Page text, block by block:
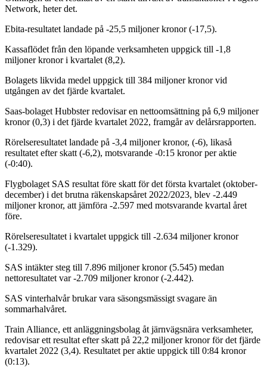
Network, heter det.
Ebita-resultatet landade på -25,5 miljoner kronor (-17,5).
Kassaflödet från den löpande verksamheten uppgick till -1,8
miljoner kronor i kvartalet (8,2).
Bolagets likvida medel uppgick till 384 miljoner kronor vid
utgången av det fjärde kvartalet.
Saas-bolaget Hubbster redovisar en nettoomsättning på 6,9 miljoner
kronor (0,3) i det fjärde kvartalet 2022, framgår av delårsrapporten.
Rörelseresultatet landade på -3,4 miljoner kronor, (-6), likaså
resultatet efter skatt (-6,2), motsvarande -0:15 kronor per aktie
(-0:40).
Flygbolaget SAS resultat före skatt för det första kvartalet (oktober-
december) i det brutna räkenskapsåret 2022/2023, blev -2.449
miljoner kronor, att jämföra -2.597 med motsvarande kvartal året
före.
Rörelseresultatet i kvartalet uppgick till -2.634 miljoner kronor
(-1.329).
SAS intäkter steg till 7.896 miljoner kronor (5.545) medan
nettoresultatet var -2.709 miljoner kronor (-2.442).
SAS vinterhalvår brukar vara säsongsmässigt svagare än
sommarhalvåret.
Train Alliance, ett anläggningsbolag åt järnvägsnära verksamheter,
redovisar ett resultat efter skatt på 22,2 miljoner kronor för det fjärde
kvartalet 2022 (3,4). Resultatet per aktie uppgick till 0:84 kronor
(0:13).